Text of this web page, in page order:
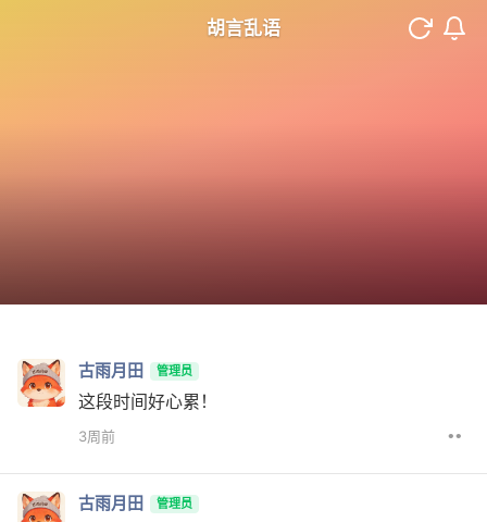
胡言乱语
古雨月田 管理员
这段时间好心累！
3周前 ••
古雨月田 管理员